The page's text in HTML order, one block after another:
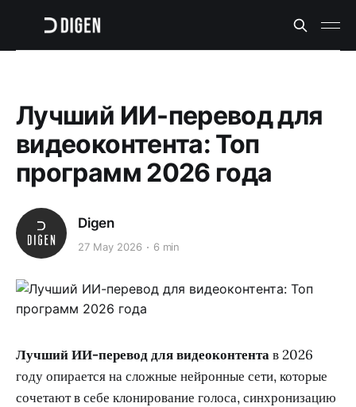
Лучший ИИ-перевод для
видеоконтента: Топ
программ 2026 года
Digen
27 May 2026 6 min
Лучший ИИ-перевод для видеоконтентав 2026
году опирается на сложные нейронные сети, которые
сочетают в себе клонирование голоса, синхронизацию